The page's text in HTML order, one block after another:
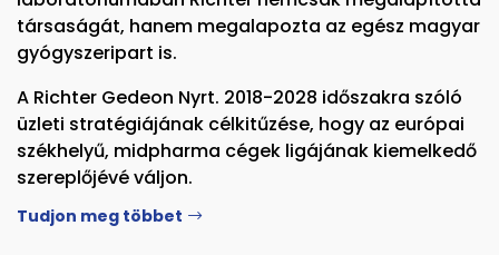
társaságát, hanem megalapozta az egész magyar
gyógyszeripart is.
A Richter Gedeon Nyrt. 2018-2028 időszakra szóló
üzleti stratégiájának célkitűzése, hogy az európai
székhelyű, midpharma cégek ligájának kiemelkedő
szereplőjévé váljon.
Tudjon meg többet